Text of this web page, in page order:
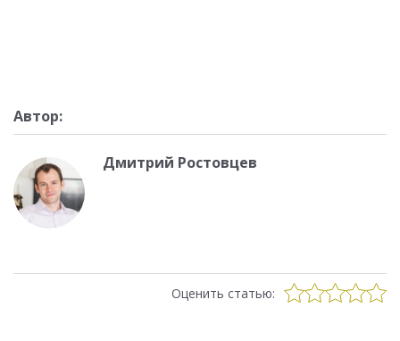
Автор:
Дмитрий Ростовцев
Оценить статью: